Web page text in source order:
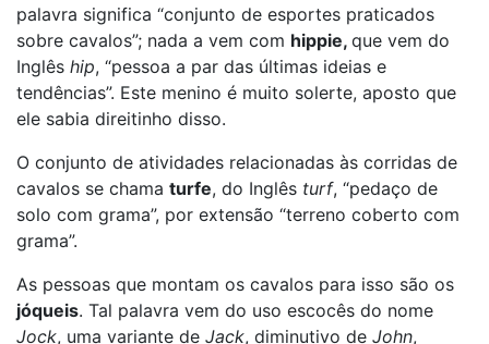
palavra significa “conjunto de esportes praticados
sobre cavalos”; nada a vem com hippie, que vem do
Inglês hip, “pessoa a par das últimas ideias e
tendências”. Este menino é muito solerte, aposto que
ele sabia direitinho disso.
O conjunto de atividades relacionadas às corridas de
cavalos se chama turfe, do Inglês turf, “pedaço de
solo com grama”, por extensão “terreno coberto com
grama”.
As pessoas que montam os cavalos para isso são os
jóqueis. Tal palavra vem do uso escocês do nome
Jock, uma variante de Jack, diminutivo de John,